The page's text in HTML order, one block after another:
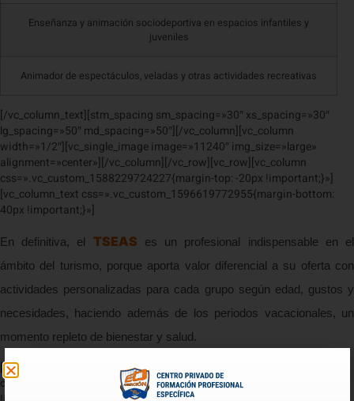
Enseñanza y animación sociodeportiva en espacios infantiles y
juveniles
Animador de espectáculos, veladas y otras actividades recreativas
[/vc_column_text][stm_spacing sm_spacing=»30″ xs_spacing=»30″
lg_spacing=»50″ md_spacing=»50″][/vc_column][vc_column
width=»1/2″][vc_single_image image=»11240″ img_size=»large»
alignment=»center»][/vc_column][/vc_row][vc_row][vc_column
css=».vc_custom_1588229724227{margin-top: -20px !important;}»]
[vc_column_text css=».vc_custom_1596619772955{margin-bottom:
40px !important;}»]
En definitiva, el TSEAS
es un profesional indispensable en el
ámbito del turismo, porque aporta valor diferencial a su oferta con
actividades personalizadas para cada grupo según edad, gustos y
necesidades, haciendo además de los periodos vacacionales, un
momento repleto de bienestar y salud.
[/vc_column_text][/vc_column][/vc_row][vc_row
css=».vc_custom_1593642067974{padding-top: 70px